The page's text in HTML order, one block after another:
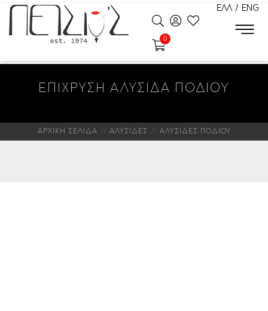
ΕΛΛ / ENG
0
ΕΠΙΧΡΥΣΗ ΑΛΥΣΙΔΑ ΠΟΔΙΟΥ
ΑΡΧΙΚΗ ΣΕΛΙΔΑ ΑΛΥΣΙΔΕΣ ΑΛΥΣΙΔΕΣ ΠΟΔΙΟΥ